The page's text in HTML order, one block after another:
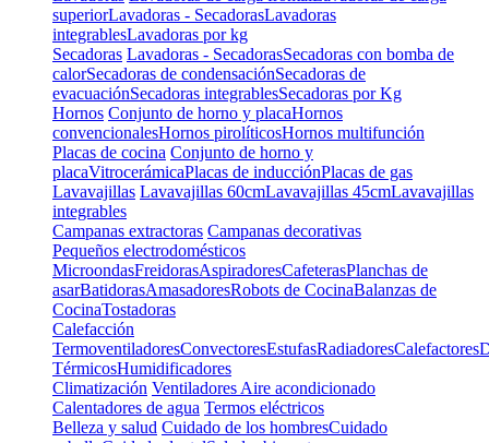
superiorLavadoras - SecadorasLavadoras
integrablesLavadoras por kg
Secadoras Lavadoras - SecadorasSecadoras con bomba de
calorSecadoras de condensaciónSecadoras de
evacuaciónSecadoras integrablesSecadoras por Kg
Hornos Conjunto de horno y placaHornos
convencionalesHornos pirolíticosHornos multifunción
Placas de cocina Conjunto de horno y
placaVitrocerámicaPlacas de inducciónPlacas de gas
Lavavajillas Lavavajillas 60cmLavavajillas 45cmLavavajillas
integrables
Campanas extractoras Campanas decorativas
Pequeños electrodomésticos
MicroondasFreidorasAspiradoresCafeterasPlanchas de
asarBatidorasAmasadoresRobots de CocinaBalanzas de
CocinaTostadoras
Calefacción
TermoventiladoresConvectoresEstufasRadiadoresCalefactores
TérmicosHumidificadores
Climatización Ventiladores Aire acondicionado
Calentadores de agua Termos eléctricos
Belleza y salud Cuidado de los hombresCuidado